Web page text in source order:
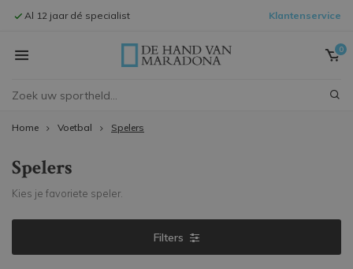
Al 12 jaar dé specialist Klantenservice
0
Home Voetbal Spelers
Spelers
Kies je favoriete speler.
Filters